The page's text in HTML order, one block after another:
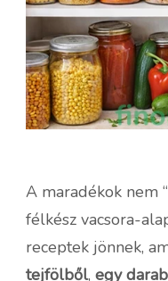
A maradékok nem
félkész vacsora-
receptek jönnek,
tejfölből, egy